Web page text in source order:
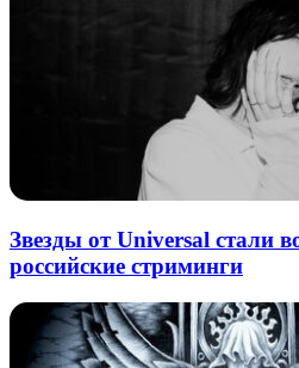
Звезды от Universal стали
российские стриминги